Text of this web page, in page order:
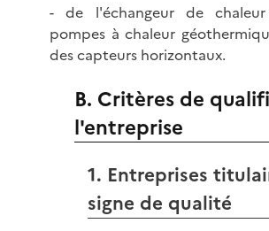
- de l'échangeur de
pompes à chaleur
des capteurs horizontaux.
B. Critères de
l'entreprise
1. Entreprises
signe de qualité